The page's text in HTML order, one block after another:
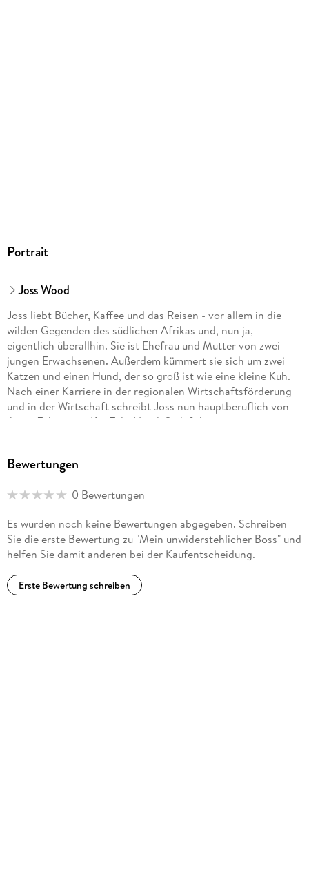
Portrait
Joss Wood
Joss liebt Bücher, Kaffee und das Reisen - vor allem in die
wilden Gegenden des südlichen Afrikas und, nun ja,
eigentlich überallhin. Sie ist Ehefrau und Mutter von zwei
jungen Erwachsenen. Außerdem kümmert sie sich um zwei
Katzen und einen Hund, der so groß ist wie eine kleine Kuh.
Nach einer Karriere in der regionalen Wirtschaftsförderung
und in der Wirtschaft schreibt Joss nun hauptberuflich von
ihrem Zuhause in KwaZulu-Natal, Südafrika, aus.
Bewertungen
0 Bewertungen
Es wurden noch keine Bewertungen abgegeben. Schreiben
Sie die erste Bewertung zu "Mein unwiderstehlicher Boss" und
helfen Sie damit anderen bei der Kaufentscheidung.
Erste Bewertung schreiben